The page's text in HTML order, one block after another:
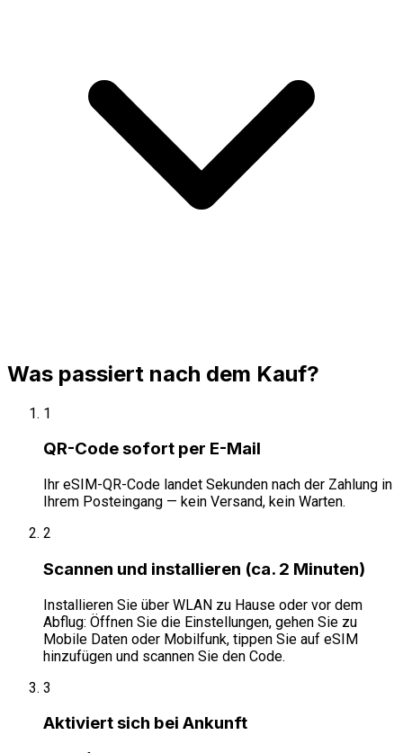
Was passiert nach dem Kauf?
1
QR-Code sofort per E-Mail
Ihr eSIM-QR-Code landet Sekunden nach der Zahlung in
Ihrem Posteingang — kein Versand, kein Warten.
2
Scannen und installieren (ca. 2 Minuten)
Installieren Sie über WLAN zu Hause oder vor dem
Abflug: Öffnen Sie die Einstellungen, gehen Sie zu
Mobile Daten oder Mobilfunk, tippen Sie auf eSIM
hinzufügen und scannen Sie den Code.
3
Aktiviert sich bei Ankunft